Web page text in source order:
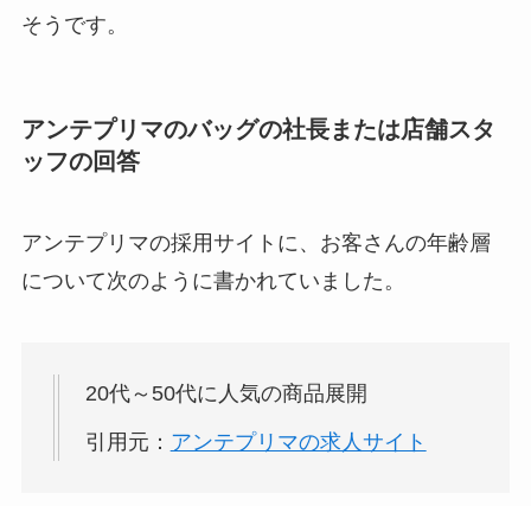
そうです。
アンテプリマのバッグの社長または店舗スタ
ッフの回答
アンテプリマの採用サイトに、お客さんの年齢層
について次のように書かれていました。
20代～50代に人気の商品展開
引用元： アンテプリマの求人サイト